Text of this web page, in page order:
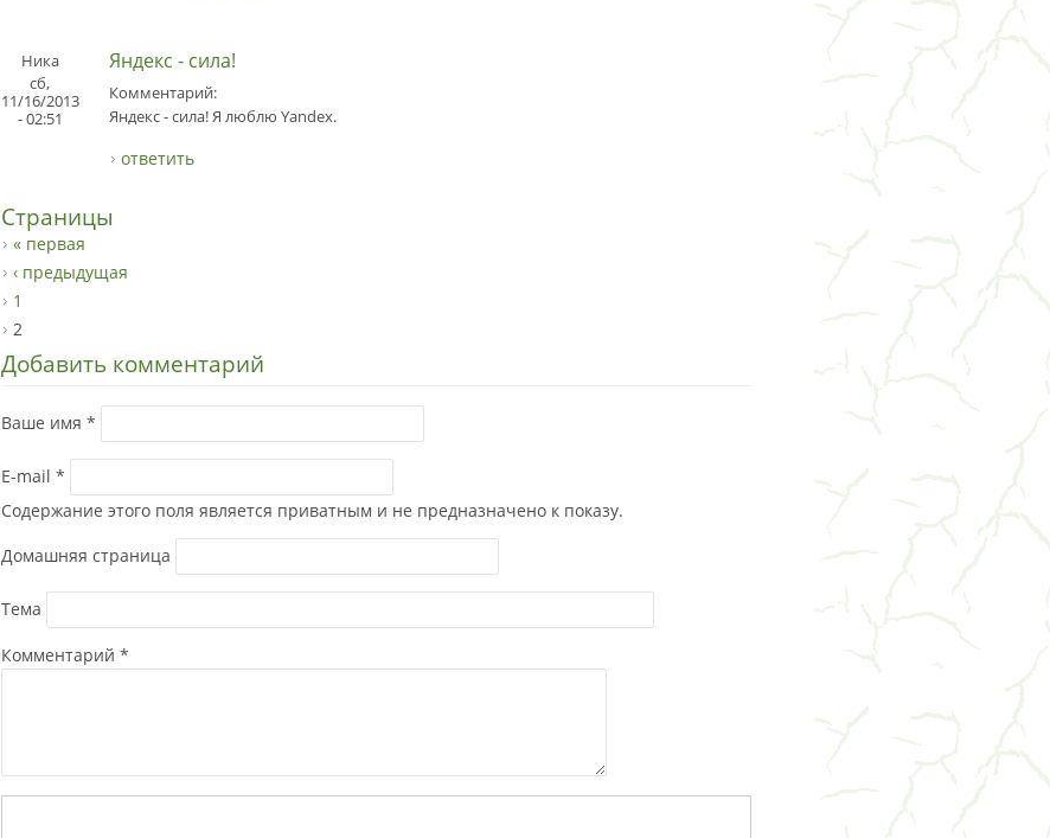
Ника
сб,
11/16/2013
- 02:51
Яндекс - сила!
Комментарий:
Яндекс - сила! Я люблю Yandex.
ответить
Страницы
« первая
‹ предыдущая
1
2
Добавить комментарий
Ваше имя *
E-mail *
Содержание этого поля является приватным и не предназначено к показу.
Домашняя страница
Тема
Комментарий *